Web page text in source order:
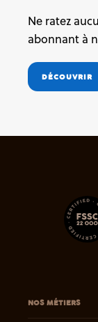
Ne ratez
abonnant à
DÉCOUVRIR
NOS MÉTIERS